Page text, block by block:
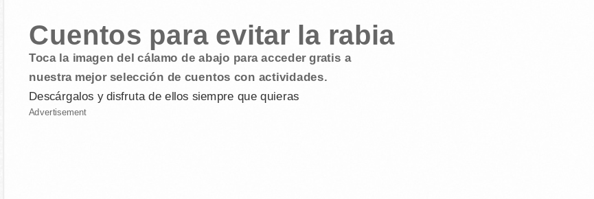
Cuentos para evitar la rabia
Toca la imagen del cálamo de abajo para acceder gratis a
nuestra mejor selección de cuentos con actividades.
Descárgalos y disfruta de ellos siempre que quieras
Advertisement